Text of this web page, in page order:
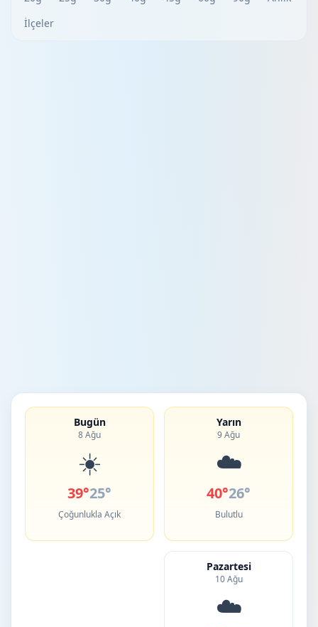
İlçeler
Bugün
8 Ağu
☀️
39°25°
Çoğunlukla Açık
Yarın
9 Ağu
☁️
40°26°
Bulutlu
Pazartesi
10 Ağu
☁️